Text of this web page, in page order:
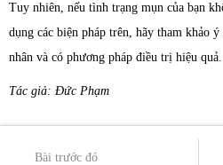
Tuy nhiên, nếu tình trạng mụn của bạn
dụng các biện pháp trên, hãy tham khảo
nhân và có phương pháp điều trị hiệu quả.
Tác giả: Đức Phạm
Bài trước đó